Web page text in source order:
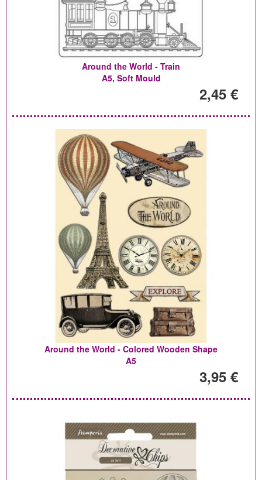
Around the World - Train
A5, Soft Mould
2,45 €
Around the World - Colored Wooden Shape
A5
3,95 €